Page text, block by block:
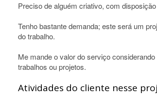
Preciso de alguém criativo, com
Tenho bastante demanda; este será um
do trabalho.
Me mande o valor do serviço
trabalhos ou projetos.
Atividades do cliente nesse